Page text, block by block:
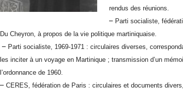
rendus des réunions.
– Parti socialiste,
Du Cheyron, à propos de la vie politique martiniquaise.
– Parti socialiste, 1969-1971 : circulaires diverses,
les inciter à un voyage en Martinique ; transmission d’un
l’ordonnance de 1960.
– CERES, fédération de Paris : circulaires et documents divers,